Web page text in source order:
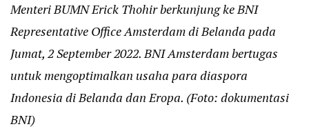
Menteri BUMN Erick Thohir berkunjung ke BNI
Representative Office Amsterdam di Belanda pada
Jumat, 2 September 2022. BNI Amsterdam bertugas
untuk mengoptimalkan usaha para diaspora
Indonesia di Belanda dan Eropa. (Foto: dokumentasi
BNI)